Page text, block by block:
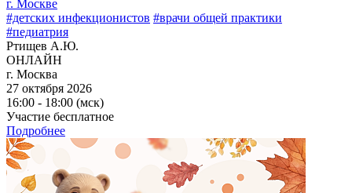
г. Москве
#детских инфекционистов #врачи общей практики
#педиатрия
Ртищев А.Ю.
ОНЛАЙН
г. Москва
27 октября 2026
16:00 - 18:00 (мск)
Участие бесплатное
Подробнее